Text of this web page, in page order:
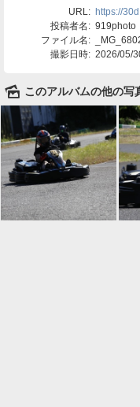
URL: https://
投稿者名: 919photo
ファイル名:
撮影日時: 2026/05/
🌄 このアルバムの他の写